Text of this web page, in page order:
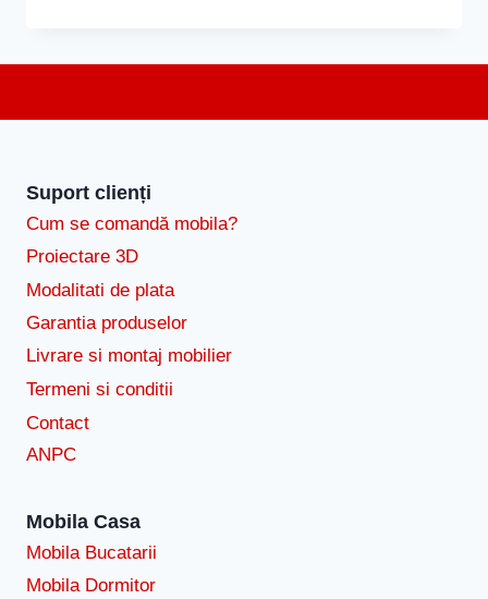
CU
Suport clienți
Cum se comandă mobila?
Proiectare 3D
Modalitati de plata
Garantia produselor
Livrare si montaj mobilier
Termeni si conditii
Contact
ANPC
Mobila Casa
Mobila Bucatarii
Mobila Dormitor